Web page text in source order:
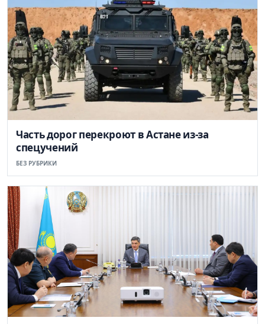
Часть дорог перекроют в Астане из-за
спецучений
БЕЗ РУБРИКИ